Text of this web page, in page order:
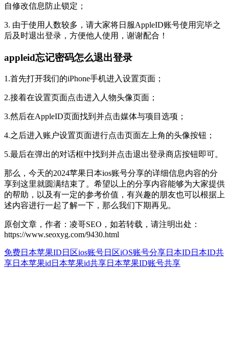
自修改信息防止锁定；
3. 由于使用人数较多，请大家将日服AppleID账号使用完毕之
后及时退出登录，方便他人使用，谢谢配合！
appleid忘记密码怎么退出登录
1.首先打开我们的iPhone手机进入设置页面；
2.接着在设置页面点击进入人物头像页面；
3.然后在AppleID页面找到并点击媒体与项目选项；
4.之后进入账户设置页面进行点击页面左上角的头像按钮；
5.最后在弹出的对话框中找到并点击退出登录商店按钮即可。
那么，今天的2024苹果日本ios账号分享的详细信息内容的分
享到这里就圆满结束了。希望以上的分享内容能够为大家提供
的帮助，以及有一定的参考价值，有兴趣的朋友也可以根据上
述内容进行一起了解一下，那么我们下期再见。
原创文章，作者：凌哥SEO，如若转载，请注明出处：
https://www.seoxyg.com/9430.html
免费日本苹果ID 日区ios账号日区iOS账号分享日本ID 日本ID共
享日本苹果id 日本苹果id共享日本苹果ID账号共享